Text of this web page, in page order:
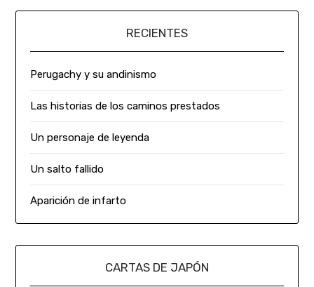
RECIENTES
Perugachy y su andinismo
Las historias de los caminos prestados
Un personaje de leyenda
Un salto fallido
Aparición de infarto
CARTAS DE JAPÓN